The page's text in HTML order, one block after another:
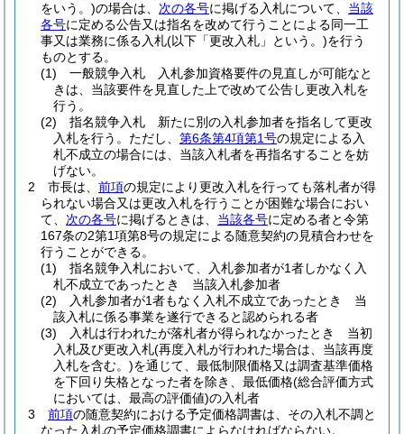
をいう。)の場合は、 次の各号に掲げる入札について、 当該
各号に定める公告又は指名を改めて行うことによる同一工
事又は業務に係る入札(以下「更改入札」という。)を行う
ものとする。
(1)
一般競争入札 入札参加資格要件の見直しが可能なと
きは、当該要件を見直した上で改めて公告し更改入札を
行う。
(2)
指名競争入札 新たに別の入札参加者を指名して更改
入札を行う。 ただし、 第6条第4項第1号の規定による入
札不成立の場合には、当該入札者を再指名することを妨
げない。
2
市長は、 前項の規定により更改入札を行っても落札者が得
られない場合又は更改入札を行うことが困難な場合におい
て、 次の各号に掲げるときは、 当該各号に定める者と令第
167条の2第1項第8号の規定による随意契約の見積合わせを
行うことができる。
(1)
指名競争入札において、入札参加者が1者しかなく入
札不成立であったとき 当該入札参加者
(2)
入札参加者が1者もなく入札不成立であったとき 当
該入札に係る事業を遂行できると認められる者
(3)
入札は行われたが落札者が得られなかったとき 当初
入札及び更改入札(再度入札が行われた場合は、当該再度
入札を含む。)を通じて、最低制限価格又は調査基準価格
を下回り失格となった者を除き、最低価格(総合評価方式
においては、最高の評価値)の入札者
3
前項の随意契約における予定価格調書は、その入札不調と
なった入札の予定価格調書によらなければならない。